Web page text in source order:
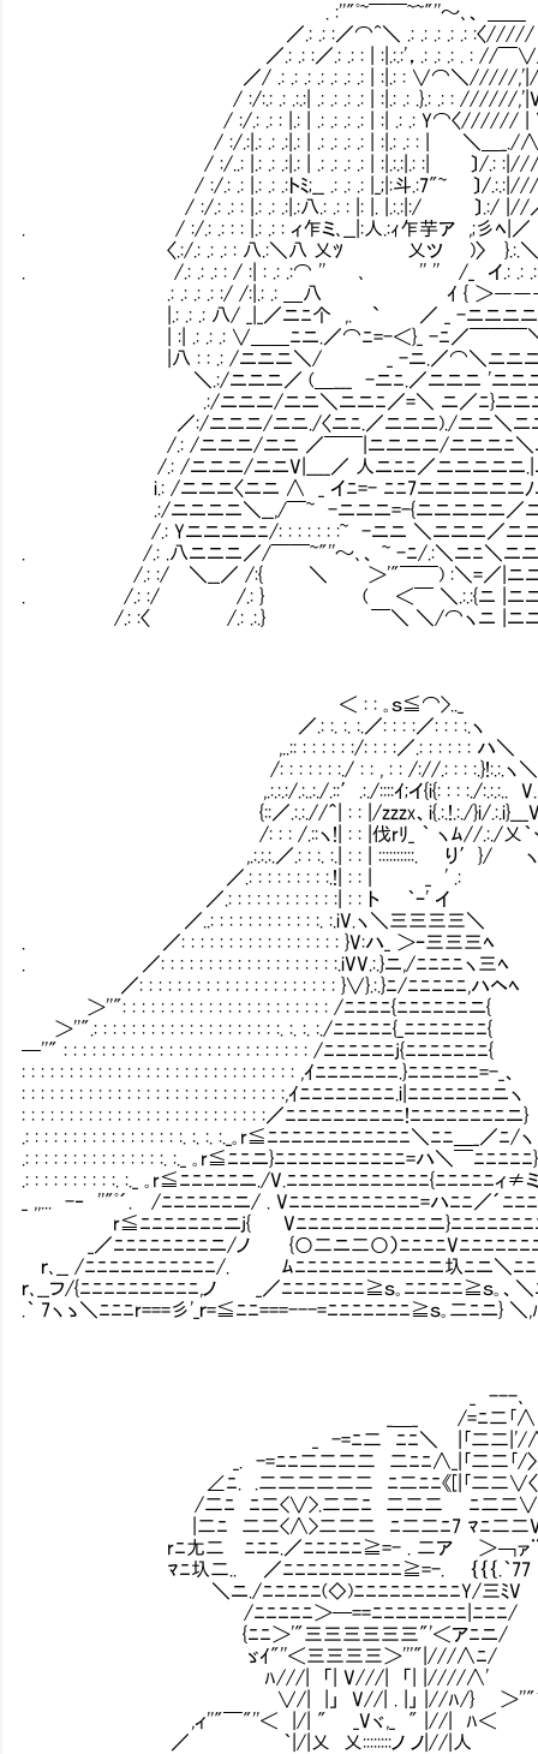
. :''"ﾟ~￣￣~~"''～､、 ＿＿
／.: .: :／⌒^＼ .: .: .: .: .: :〈/////丶
／.: .: :／.: .: : | :|.:.:'，.: .: .: . : //￣
／/ .: .: .: .: .: .: .: | :|.: : ∨⌒＼/////
/ :/:.: .: .:.:| .: .: .: .: | :|.: .: .}.: .: : //////
/ :/.: .: : |.: | .: .: .: .: | :| .: .: Y⌒〈////// |
/ :/.:|.: .: .:|.: | .: .: .: .: | :|.: .: : | ＼＿_./
/ :/..: |.: .: .:|.: | .: .: .: .: | :|.:.:|.: :| 〕/.: :|//
/ :/.: .: |.: .: .:トﾐ;__ .: .: .: |_;|:斗.:7"~ 〕/.:.:|////
/ :/.: .: : |.: .: .:|.:八.: .: : |: |. |.:.:|:/ 〕.:/ |//
. / :/.: .: : : |.: .: : ィ乍ミ､__|:人.:ｨ乍芋ア ,;彡ﾍ|／
〈.:/.: .: .: : 八.:＼八 乂ﾂ 乂ツ )〉 }.:.
. /.: .: .: : / :| : .: .:⌒ '' ､ '' '' /_ イ.: .: .:
.: .: .: .: :/ /:|.: .: ＿八 ｲ { ＞―――ﾐ:＼
|.: .: .: 八/ _|_／ニﾆ个 ,. ` ／ _ -ニニニニ
| :| .: .: .: ∨＿＿ﾆニ.／⌒ﾆ=-＜}_ -ﾆ／￣￣￣
|八 : : .: /ニニニ＼/ _ -ニ.／⌒＼ニニニ
＼.:/ニニニ／ (＿___ -ニﾆ.／ニニニ 'ニ
.:/ニニニ/ニニ＼ニニﾆ／=＼ ニ／ﾆ}ニニニ
／:/ニニニ/ニニ./〈ニﾆ.／ニニニ)./ニニ＼
/.: /ニニニ/ニニ ／￣￣|ニニニニ/ニニニﾆ＼ニ
/.: /ニニニ/ニニV|____／ 人ニﾆﾆ／ニニニニニ.|ニ
i.: /ニニニ〈ニニ ∧ _ イﾆ=- ﾆﾆ7ニニニニニニﾉニ
.:/ニニニニ＼__,/￣~ -ニニニ=-{ニニニニニ／ニニ
/.: Yニニニニﾆ/: : : : : : :~ -ニニ ＼ニニニ／ニニニ.
. /.: .八ニニニ／/￣￣~"''～､、 ~ -ﾆ/.:＼ニﾆ＼ニニ.／.:
/.: :/ ＼__／ /:{ ＼ ＞'"￣￣) :＼=／|ニニ|.: .: .: .:
. /.: :/ /.: } ( ＜￣ ＼.:.:{ニ |ニニ|.:.:|.:.:.: .: .:
/.: :〈 /.: .:.} ￣＼ ＼/⌒ヽニ |ニニ|.:.:|.:＼.:.:.: .:
＜ : : ｡ｓ≦⌒>.._
／.: :. :. :.／: : : :／: : : :.ヽ
,..:: : : : : : :/: : : :／.: : : : : : ハ＼
/: : : : : : :./ : : , : : /://.: : : :.}!:.:.ヽ＼
,.:.:.:/.:..:./.::′.:./::::ｲ;イ{i{: : : :./:.:.:.. V.
{::／.:.:.//＾| : : |/zzzx、i{.:.!.:./}i/
/: : : /.::ヽ!| : : |伐rﾘ_ ｀ ヽﾑ//.:./乂｀
,.:.:.:.／.: : :. :.| : : | ::::::::::. り′}/ ヽ
／.: : : : : : : : :.!| : : | _ ' .: }__}⌒ ガト
／.: : : : : : : : : : : :| : : ト ｀ｰ' イ
／..: : : : : : : : : : : :. :.iV.ヽ＼三三三三＼ ムー
. ／: : : : : : : : : : : : : : : : : }V:ハ_ ＞ｰ三三三ﾍ
. ／: : : : : : : : : : : : : : : : : : :.iVV.:.}ニ,/ﾆﾆﾆﾆヽ三ﾍ
／: : : : : : : : : : : : : : : : : : : : : }∨}.:.}ﾆ/ﾆﾆﾆﾆﾆ,ハヘﾍ
＞''": : : : : : : : : : : : : : : : : : : : : : /ﾆﾆﾆﾆ{ﾆﾆﾆﾆﾆﾆニ{
＞''".: : : : : : : : : : : : : : : : : : : :. :. :. :./ﾆﾆﾆﾆﾆ{_ﾆﾆﾆﾆﾆﾆﾆ{
─''" : : : : : : : : : : : : : : : : : : : : : : : : : : /ﾆﾆﾆﾆﾆﾆj{ﾆﾆﾆﾆﾆﾆﾆ{
: : : : : : : : : : : : : : : : : : : : : : : : : : : : : ,ｲﾆﾆﾆﾆﾆﾆﾆ.}ﾆﾆﾆﾆﾆﾆ=-_、
: : : : : : : : : : : : : : : : : : : : : : : : : : : :,ｲﾆﾆﾆﾆﾆﾆﾆﾆ.i|ﾆﾆﾆﾆﾆﾆﾆニヽ
: : : : : : : : : : : : : : : : : : : : : : : : : :／ﾆﾆﾆﾆﾆﾆﾆﾆﾆﾆ!ﾆﾆﾆﾆﾆﾆﾆﾆニ}
.: : : : : : : : : : : : : : : : :. :. :. :._｡r≦ﾆﾆﾆﾆﾆﾆﾆﾆﾆﾆﾆﾆ＼ﾆﾆ＿_／ﾆ/ヽ
.: : : : : : : : : : : : : : :. :._ ｡r≦ﾆﾆニ}ﾆﾆﾆﾆﾆﾆﾆﾆﾆﾆﾆ=ハ＼￣ﾆﾆﾆﾆﾆ}
.: : : : : : : : : :. :._ ｡r≦ﾆﾆﾆﾆﾆニ./V.ﾆﾆﾆﾆﾆﾆﾆﾆﾆﾆﾆﾆ{ﾆﾆﾆﾆﾆィ≠
_ ,,... -‐ ''"ﾟ´. /ﾆﾆﾆﾆﾆﾆニ/ . Vﾆﾆﾆﾆﾆﾆﾆﾆﾆﾆﾆ=ハﾆﾆ／´ﾆﾆﾆ
r≦ﾆﾆﾆﾆﾆﾆﾆニj{ Vﾆﾆﾆﾆﾆﾆﾆﾆﾆﾆﾆニ}ﾆﾆﾆﾆﾆﾆﾆﾆ
_／ﾆﾆﾆﾆﾆﾆﾆﾆニ/ノ {○二ニ二○）ﾆﾆﾆﾆVﾆﾆﾆﾆﾆﾆ
ｒ､__ /ﾆﾆﾆﾆﾆﾆﾆﾆﾆﾆﾆ/. ﾑﾆﾆﾆﾆﾆﾆﾆﾆﾆﾆﾆニ圦ﾆニ＼ﾆﾆ
ｒ､__フ/{ﾆﾆﾆﾆﾆﾆﾆﾆﾆﾆ,ノ _／ﾆﾆﾆﾆﾆﾆﾆ≧ｓ｡ﾆﾆﾆﾆﾆ≧ｓ｡、
.｀ 7ヽゝ＼ﾆﾆﾆr===彡'_ｒ=≦ﾆﾆ===---=ﾆﾆﾆﾆﾆﾆﾆ≧ｓ｡二ﾆニ}
_ ---､
_＿_ /=ﾆ二｢∧
_ -=ﾆ二 ﾆﾆ＼ |｢二二|'/
_. -=ﾆﾆ二二二二 二ﾆﾆ∧_|｢二二｢/
∠ﾆ. .二二二二二二 ﾆ二ﾆﾆ《[|｢二二∨〈
/二ﾆ ﾆ二<∨>.二二ﾆ 二二二 Ⅶﾆ二二
|二ﾆ 二二<∧>二二二 ﾆ二二ﾆ7 ﾏﾆ二二V
rﾆ尢二 ﾆﾆﾆ.／ﾆﾆﾆﾆﾆ≧=- . 二ア ＞￢ァ
ﾏﾆ圦二.. ／ﾆﾆﾆﾆﾆﾆﾆﾆﾆﾆ≧=-. ｛｛｛.｀77
＼ニ./ﾆﾆﾆﾆﾆ(◇)ﾆﾆﾆﾆﾆﾆﾆﾆﾆY/三ﾐV
/ﾆﾆﾆﾆﾆ＞─==ﾆﾆﾆﾆﾆﾆﾆﾆ|ﾆﾆﾆ/
{ﾆﾆ＞'"三三三三三三"'＜アﾆニ/
ゞｲ"''＜三三三三＞'''"|///∧ﾆ/
ﾊ///| 「| V///| 「| |////∧' ＿＿＿
∨/| |」 V//| . |」 |//ﾊ/} ＞
,ィ''"￣"''＜ |/| " _Vヾ,_ " |//
／ ｀|/|乂 乂::::::::ノ ノ|//|